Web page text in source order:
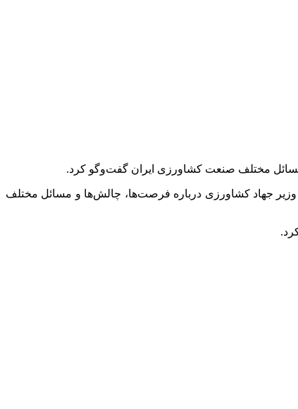
مسائل مختلف صنعت کشاورزی ایران گفت‌وگو کرد.
وزیر جهاد کشاورزی درباره فرصت‌ها، چالش‌ها و مسائل مختلف